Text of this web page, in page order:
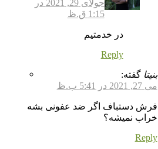
جولای 29, 2021 در
1:15 ق.ظ
در خدمتیم
Reply
بنیتا گفته:
می 27, 2021 در 5:41 ب.ظ
فرش دستباف اگر ضد عفونی بشه
خراب نمیشه؟
Reply